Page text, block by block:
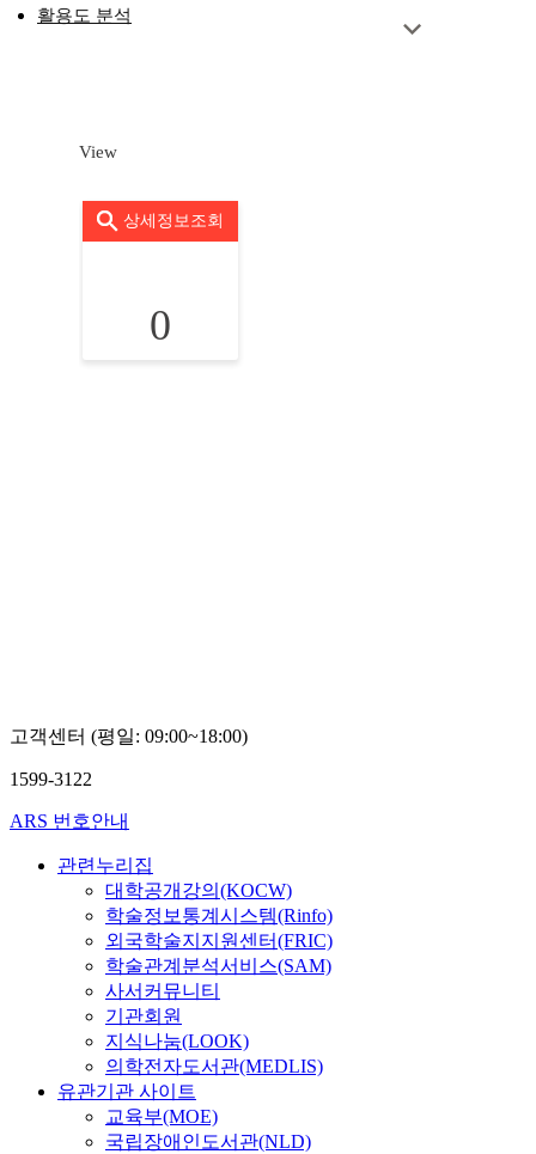
활용도 분석
View
상세정보조회
0
고객센터 (평일: 09:00~18:00)
1599-3122
ARS 번호안내
관련누리집
대학공개강의(KOCW)
학술정보통계시스템(Rinfo)
외국학술지지원센터(FRIC)
학술관계분석서비스(SAM)
사서커뮤니티
기관회원
지식나눔(LOOK)
의학전자도서관(MEDLIS)
유관기관 사이트
교육부(MOE)
국립장애인도서관(NLD)